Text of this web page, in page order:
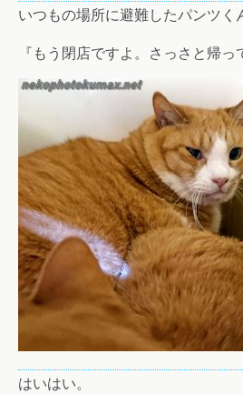
いつもの場所に避難したパンツく
『もう閉店ですよ。さっさと帰っ
はいはい。